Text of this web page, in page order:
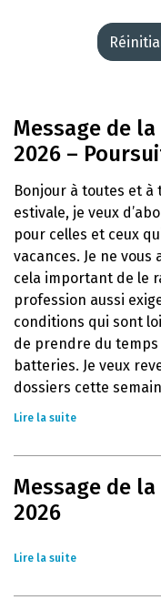
Message de
2026 –
Bonjour à toutes et à
estivale, je veux
pour celles et ceux
vacances. Je ne
cela important de le
profession aussi
conditions qui sont
de prendre du
batteries. Je veux
dossiers cette
Lire la suite
Message de
2026
Lire la suite